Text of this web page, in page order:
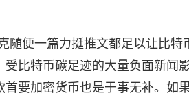
随便一篇力挺推文都足以让比
比特币碳足迹的大量负面新闻
首要加密货币也是于事无补。如